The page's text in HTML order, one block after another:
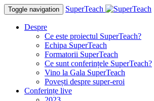
Toggle navigation SuperTeach
Despre
Ce este proiectul SuperTeach?
Echipa SuperTeach
Formatorii SuperTeach
Ce sunt conferințele SuperTeach?
Vino la Gala SuperTeach
Povești despre super-eroi
Conferințe live